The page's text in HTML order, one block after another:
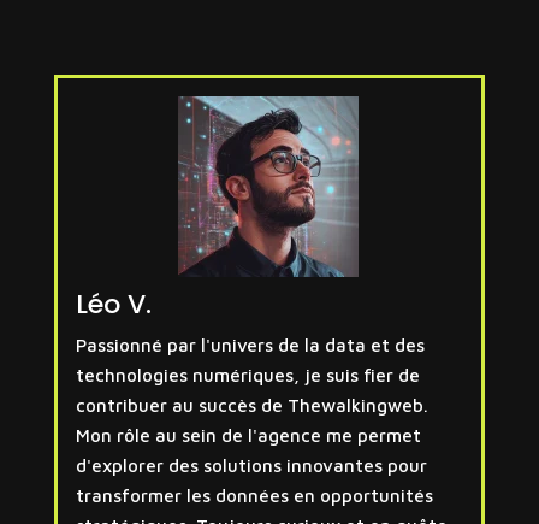
Léo V.
Passionné par l'univers de la data et des
technologies numériques, je suis fier de
contribuer au succès de Thewalkingweb.
Mon rôle au sein de l'agence me permet
d'explorer des solutions innovantes pour
transformer les données en opportunités